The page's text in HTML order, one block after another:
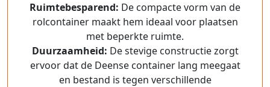
Ruimtebesparend: De compacte vorm van de
rolcontainer maakt hem ideaal voor plaatsen
met beperkte ruimte.
Duurzaamheid: De stevige constructie zorgt
ervoor dat de Deense container lang meegaat
en bestand is tegen verschillende